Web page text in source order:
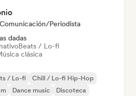
Periodista
dadas
Beats / Lo-fi
clásica
/ Lo-fi
Chill / Lo-fi Hip-Hop
Dance music
Discoteca